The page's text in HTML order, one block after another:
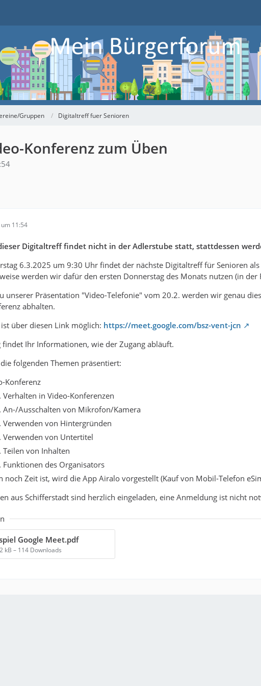
Gruppen Digitaltreff fuer Senioren
Konferenz zum Üben
11:54
Digitaltreff findet nicht in der Adlerstube statt, stattdessen
6.3.2025 um 9:30 Uhr findet der nächste Digitaltreff für Senioren
werden wir dafür den ersten Donnerstag des Monats nutzen (in
unserer Präsentation "Video-Telefonie" vom 20.2. werden wir genau
abhalten.
über diesen Link möglich: https://meet.google.com/bsz-vent-jcn
findet Ihr Informationen, wie der Zugang abläuft.
folgenden Themen präsentiert:
Konferenz
Verhalten in Video-Konferenzen
An-/Ausschalten von Mikrofon/Kamera
Verwenden von Hintergründen
Verwenden von Untertitel
Teilen von Inhalten
Funktionen des Organisators
noch Zeit ist, wird die App Airalo vorgestellt (Kauf von Mobil-Telefon
aus Schifferstadt sind herzlich eingeladen, eine Anmeldung ist nicht
Google Meet.pdf
kB – 114 Downloads